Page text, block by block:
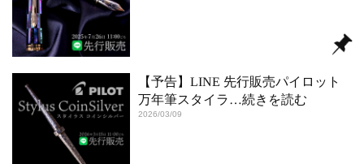
【予告】LINE 先行販売パイロット
万年筆スタイラ …続きを読む
2026/03/09